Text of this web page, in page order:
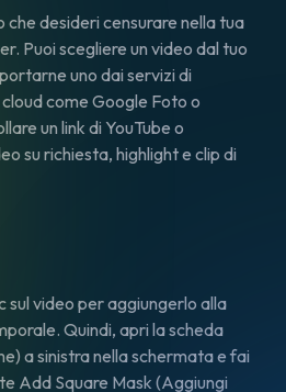
che desideri censurare nella tua
Puoi scegliere un video dal tuo
uno dai servizi di
come Google Foto o
un link di YouTube o
su richiesta, highlight e clip di
sul video per aggiungerlo alla
Quindi, apri la scheda
a sinistra nella schermata e fai
Add Square Mask (Aggiungi